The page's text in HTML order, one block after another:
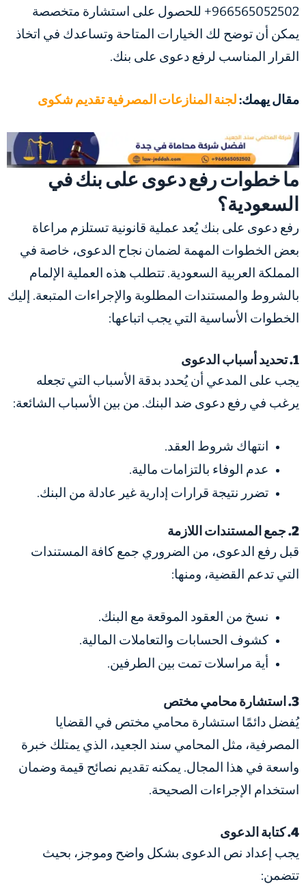
966565052502+ للحصول على استشارة متخصصة
يمكن أن توضح لك الخيارات المتاحة وتساعدك في اتخاذ
القرار المناسب لرفع دعوى على بنك.
مقال يهمك:لجنة المنازعات المصرفية تقديم شكوى
ما خطوات رفع دعوى على بنك في
السعودية؟
رفع دعوى على بنك يُعد عملية قانونية تستلزم مراعاة
بعض الخطوات المهمة لضمان نجاح الدعوى، خاصة في
المملكة العربية السعودية. تتطلب هذه العملية الإلمام
بالشروط والمستندات المطلوبة والإجراءات المتبعة. إليك
الخطوات الأساسية التي يجب اتباعها:
1. تحديد أسباب الدعوى
يجب على المدعي أن يُحدد بدقة الأسباب التي تجعله
يرغب في رفع دعوى ضد البنك. من بين الأسباب الشائعة:
انتهاك شروط العقد.
عدم الوفاء بالتزامات مالية.
تضرر نتيجة قرارات إدارية غير عادلة من البنك.
2. جمع المستندات اللازمة
قبل رفع الدعوى، من الضروري جمع كافة المستندات
التي تدعم القضية، ومنها:
نسخ من العقود الموقعة مع البنك.
كشوف الحسابات والتعاملات المالية.
أية مراسلات تمت بين الطرفين.
3. استشارة محامي مختص
يُفضل دائمًا استشارة محامي مختص في القضايا
المصرفية، مثل المحامي سند الجعيد، الذي يمتلك خبرة
واسعة في هذا المجال. يمكنه تقديم نصائح قيمة وضمان
استخدام الإجراءات الصحيحة.
4. كتابة الدعوى
يجب إعداد نص الدعوى بشكل واضح وموجز، بحيث
تتضمن: